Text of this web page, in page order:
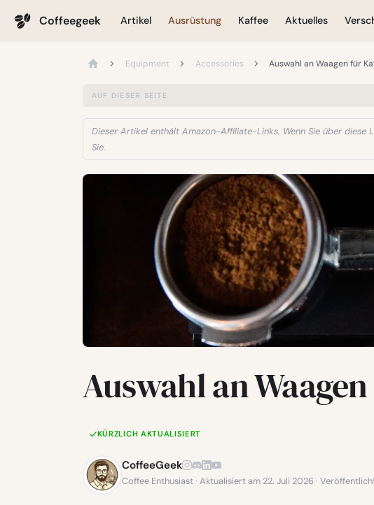
Coffeegeek Artikel Ausrüstung Kaffee Aktuelles
Equipment Accessories Auswahl an Waagen für
AUF DIESER SEITE
Dieser Artikel enthält Amazon-Affiliate-Links. Wenn Sie über diese
Sie.
Auswahl an
KÜRZLICH AKTUALISIERT
CoffeeGeek
Coffee Enthusiast · Aktualisiert am 22. Juli 2026 ·